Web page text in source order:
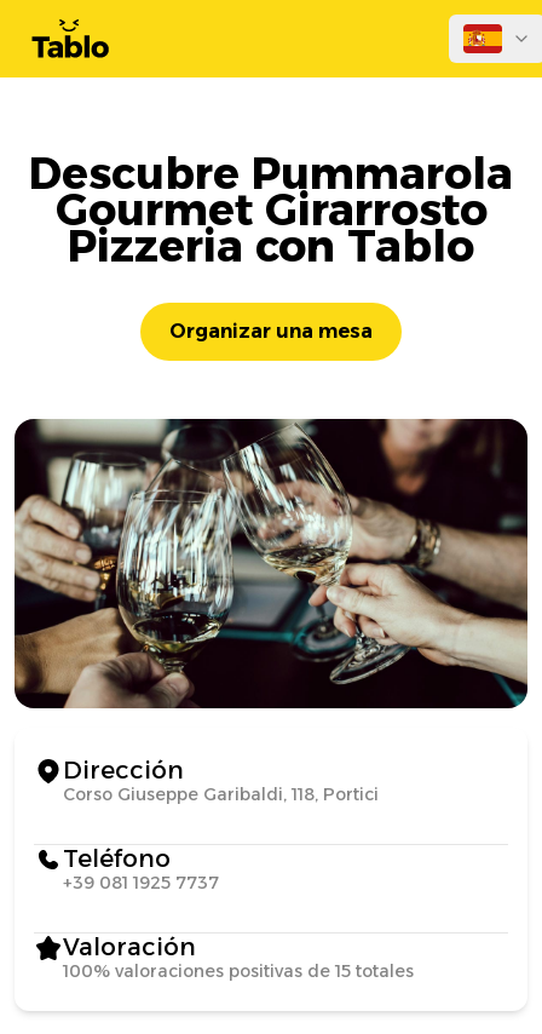
Descubre Pummarola
Gourmet Girarrosto
Pizzeria con Tablo
Organizar una mesa
Dirección
Corso Giuseppe Garibaldi, 118, Portici
Teléfono
+39 081 1925 7737
Valoración
100% valoraciones positivas de 15 totales